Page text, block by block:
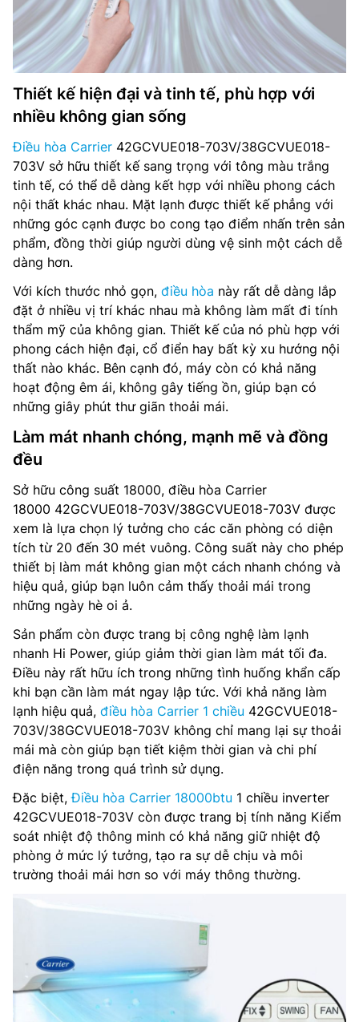
Thiết kế hiện đại và tinh tế, phù hợp với
nhiều không gian sống
Điều hòa Carrier 42GCVUE018-703V/38GCVUE018-
703V sở hữu thiết kế sang trọng với tông màu trắng
tinh tế, có thể dễ dàng kết hợp với nhiều phong cách
nội thất khác nhau. Mặt lạnh được thiết kế phẳng với
những góc cạnh được bo cong tạo điểm nhấn trên sản
phẩm, đồng thời giúp người dùng vệ sinh một cách dễ
dàng hơn.
Với kích thước nhỏ gọn, điều hòa này rất dễ dàng lắp
đặt ở nhiều vị trí khác nhau mà không làm mất đi tính
thẩm mỹ của không gian. Thiết kế của nó phù hợp với
phong cách hiện đại, cổ điển hay bất kỳ xu hướng nội
thất nào khác. Bên cạnh đó, máy còn có khả năng
hoạt động êm ái, không gây tiếng ồn, giúp bạn có
những giây phút thư giãn thoải mái.
Làm mát nhanh chóng, mạnh mẽ và đồng
đều
Sở hữu công suất 18000, điều hòa Carrier
18000 42GCVUE018-703V/38GCVUE018-703V được
xem là lựa chọn lý tưởng cho các căn phòng có diện
tích từ 20 đến 30 mét vuông. Công suất này cho phép
thiết bị làm mát không gian một cách nhanh chóng và
hiệu quả, giúp bạn luôn cảm thấy thoải mái trong
những ngày hè oi ả.
Sản phẩm còn được trang bị công nghệ làm lạnh
nhanh Hi Power, giúp giảm thời gian làm mát tối đa.
Điều này rất hữu ích trong những tình huống khẩn cấp
khi bạn cần làm mát ngay lập tức. Với khả năng làm
lạnh hiệu quả, điều hòa Carrier 1 chiều 42GCVUE018-
703V/38GCVUE018-703V không chỉ mang lại sự thoải
mái mà còn giúp bạn tiết kiệm thời gian và chi phí
điện năng trong quá trình sử dụng.
Đặc biệt,Điều hòa Carrier 18000btu 1 chiều inverter
42GCVUE018-703V còn được trang bị tính năng Kiểm
soát nhiệt độ thông minh có khả năng giữ nhiệt độ
phòng ở mức lý tưởng, tạo ra sự dễ chịu và môi
trường thoải mái hơn so với máy thông thường.